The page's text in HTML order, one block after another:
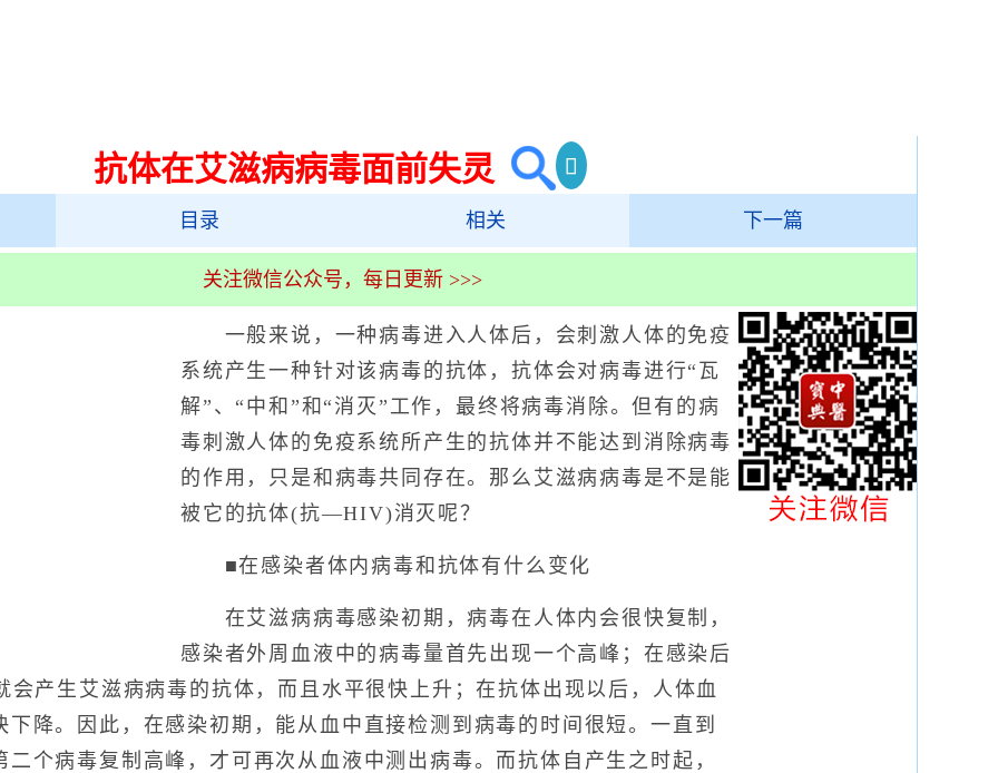
抗体在艾滋病病毒面前失灵
目录 相关 下一篇
关注微信公众号，每日更新 >>>
一般来说，一种病毒进入人体后，会刺激人体的免疫
系统产生一种针对该病毒的抗体，抗体会对病毒进行“瓦
解”、“中和”和“消灭”工作，最终将病毒消除。但有的病
毒刺激人体的免疫系统所产生的抗体并不能达到消除病毒
的作用，只是和病毒共同存在。那么艾滋病病毒是不是能
被它的抗体(抗—HIV)消灭呢？
■在感染者体内病毒和抗体有什么变化
在艾滋病病毒感染初期，病毒在人体内会很快复制，
感染者外周血液中的病毒量首先出现一个高峰；在感染后
会产生艾滋病病毒的抗体，而且水平很快上升；在抗体出现以后，人体血
下降。因此，在感染初期，能从血中直接检测到病毒的时间很短。一直到
个病毒复制高峰，才可再次从血液中测出病毒。而抗体自产生之时起，